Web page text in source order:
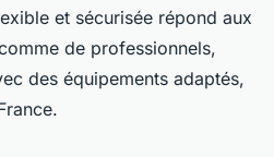
et sécurisée répond aux
de professionnels,
des équipements adaptés,